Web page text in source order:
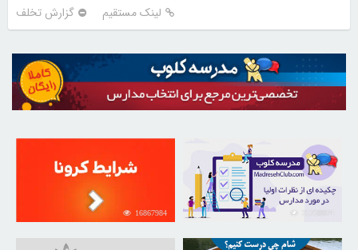
لینک مستقیم گزارش تخلف
16867984